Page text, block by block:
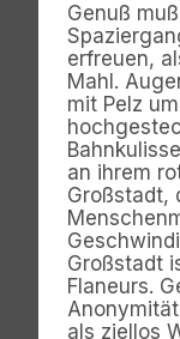
Genuß
erfreuen,
Mahl.
mit Pelz
an ihrem
Großstadt,
Großstadt
Flaneurs.
als ziellos